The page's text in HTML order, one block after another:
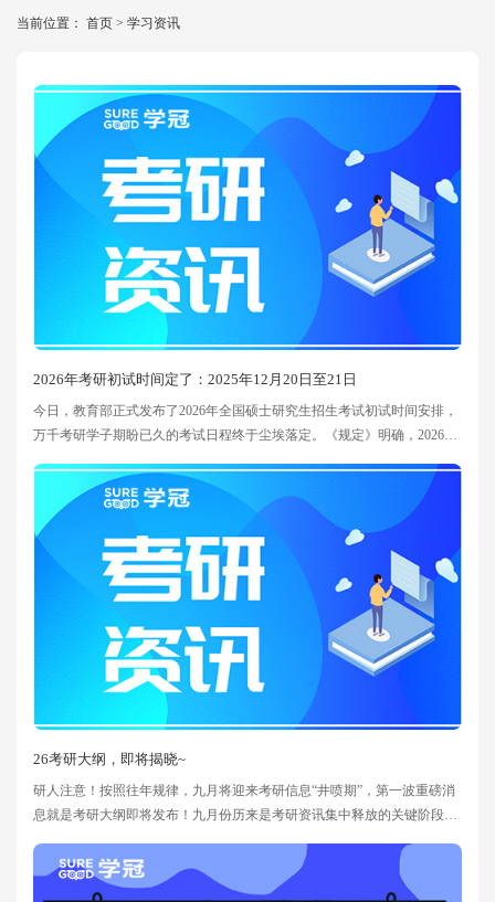
当前位置： 首页 > 学习资讯
2026年考研初试时间定了：2025年12月20日至21日
今日，教育部正式发布了2026年全国硕士研究生招生考试初试时间安排，
万千考研学子期盼已久的考试日程终于尘埃落定。《规定》明确，2026年
2025年10月16日至10月27日（网上预报名时间为2025年10月10日至10月13
日，相关工作安排由各省级教育招生考试机构确定并公布），每日9:00～
22:00。网上报名结束后，各省级
26考研大纲，即将揭晓~
研人注意！按照往年规律，九月将迎来考研信息“井喷期”，第一波重磅消
息就是考研大纲即将发布！九月份历来是考研资讯集中释放的关键阶段，
式与考生见面，这也标志着考研复习进入全新的阶段。以下是历年大纲发
布时间汇总，供参考：考试年份大纲发布时间20252024年9月11日